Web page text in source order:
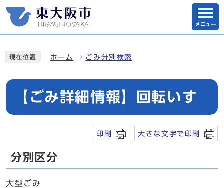
メニュー
現在位置 ホーム ごみ分別検索
【ごみ詳細情報】回転いす
印刷 大きな文字で印刷
分別区分
大型ごみ